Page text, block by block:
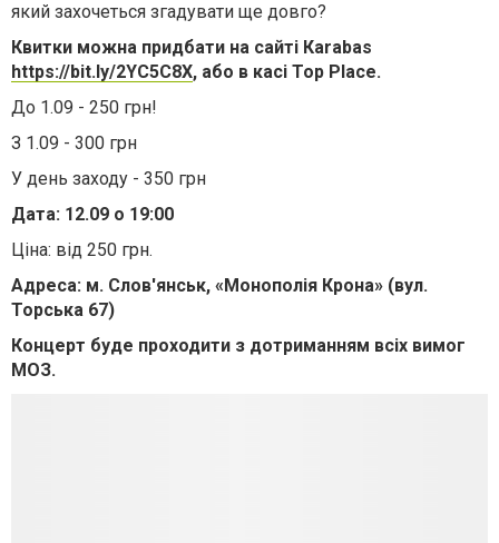
який захочеться згадувати ще довго?
Квитки можна придбати на сайті Кarabas
https://bit.ly/2YC5C8X, або в касі Top Place.
До 1.09 - 250 грн!
З 1.09 - 300 грн
У день заходу - 350 грн
Дата: 12.09 о 19:00
Ціна: від 250 грн.
Адреса: м. Слов'янськ, «Монополія Крона» (вул.
Торська 67)
Концерт буде проходити з дотриманням всіх вимог
МОЗ.